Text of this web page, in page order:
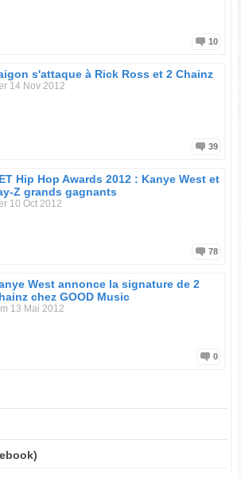
10
s'attaque à Rick Ross et 2 Chainz
14 Nov 2012
39
Hip Hop Awards 2012 : Kanye West et
Z grands gagnants
10 Oct 2012
78
West annonce la signature de 2
chez GOOD Music
13 Mai 2012
0